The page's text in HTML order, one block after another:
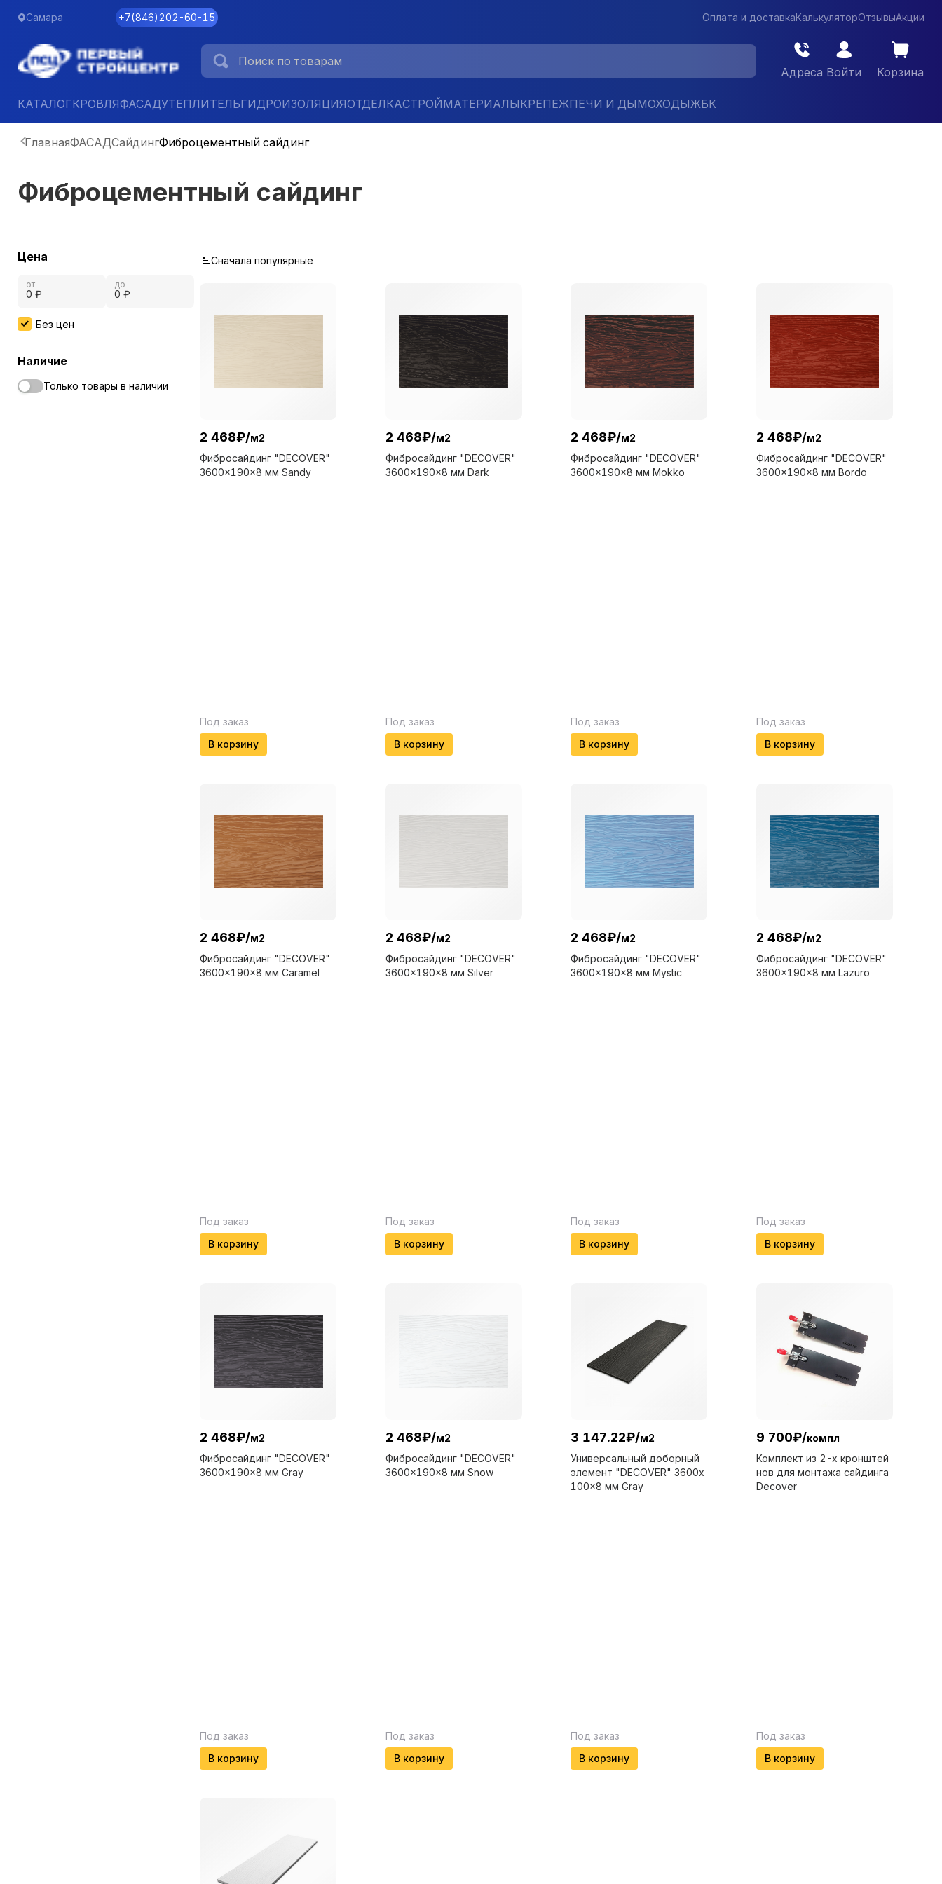
Самара +7(846)202-60-15 Оплата и доставкаКалькуляторОтзывыАкции
Адреса Войти Корзина
КАТАЛОГКРОВЛЯФАСАДУТЕПЛИТЕЛЬГИДРОИЗОЛЯЦИЯОТДЕЛКАСТРОЙМАТЕРИАЛЫКРЕПЕЖПЕЧИ И ДЫМОХОДЫЖБК
ГлавнаяФАСАДСайдингФиброцементный сайдинг
Фиброцементный сайдинг
Цена
от до
Без цен
Наличие
Только товары в наличии
Сначала популярные
2 468₽/м2
Фибросайдинг "DECOVER"
3600x190x8 мм Sandy
Под заказ
В корзину
2 468₽/м2
Фибросайдинг "DECOVER"
3600x190x8 мм Dark
Под заказ
В корзину
2 468₽/м2
Фибросайдинг "DECOVER"
3600x190x8 мм Mokko
Под заказ
В корзину
2 468₽/м2
Фибросайдинг "DECOVER"
3600x190x8 мм Bordo
Под заказ
В корзину
2 468₽/м2
Фибросайдинг "DECOVER"
3600x190x8 мм Caramel
Под заказ
В корзину
2 468₽/м2
Фибросайдинг "DECOVER"
3600x190x8 мм Silver
Под заказ
В корзину
2 468₽/м2
Фибросайдинг "DECOVER"
3600x190x8 мм Mystic
Под заказ
В корзину
2 468₽/м2
Фибросайдинг "DECOVER"
3600x190x8 мм Lazuro
Под заказ
В корзину
2 468₽/м2
Фибросайдинг "DECOVER"
3600x190x8 мм Gray
Под заказ
В корзину
2 468₽/м2
Фибросайдинг "DECOVER"
3600x190x8 мм Snow
Под заказ
В корзину
3 147.22₽/м2
Универсальный доборный
элемент "DECOVER" 3600x
100x8 мм Gray
Под заказ
В корзину
9 700₽/компл
Комплект из 2-х кронштей
нов для монтажа сайдинга
Decover
Под заказ
В корзину